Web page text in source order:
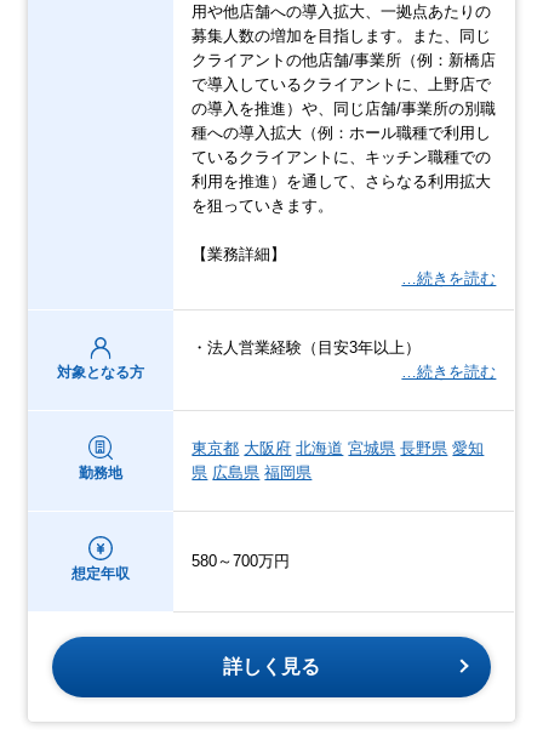
用や他店舗への導入拡大、一拠点あたりの
募集人数の増加を目指します。また、同じ
クライアントの他店舗/事業所（例：新橋店
で導入しているクライアントに、上野店で
の導入を推進）や、同じ店舗/事業所の別職
種への導入拡大（例：ホール職種で利用し
ているクライアントに、キッチン職種での
利用を推進）を通して、さらなる利用拡大
を狙っていきます。
【業務詳細】
…続きを読む
対象となる方
・法人営業経験（目安3年以上）
…続きを読む
勤務地
東京都 大阪府 北海道 宮城県 長野県 愛知
県 広島県 福岡県
想定年収
580～700万円
詳しく見る